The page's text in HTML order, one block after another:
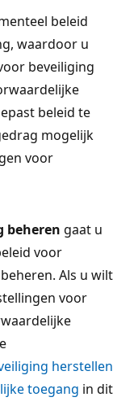
beleid
waardoor u
beveiliging
beleid te
mogelijk
voor
beheren gaat u
voor
Als u wilt
voor
herstellen
toegang in dit